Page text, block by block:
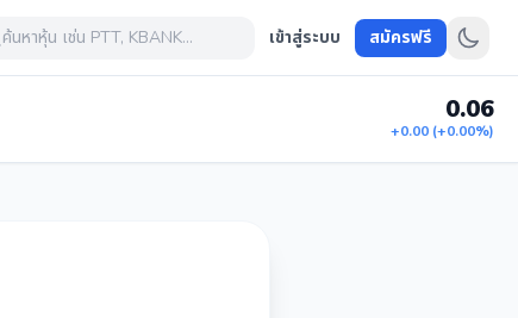
ค้นหาหุ้น เช่น PTT, KBANK... เข้าสู่ระบบ สมัครฟรี
0.06
+0.00 (+0.00%)